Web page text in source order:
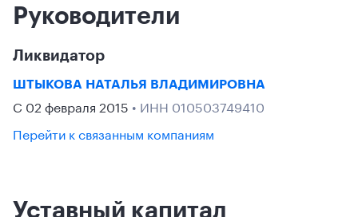
Руководители
Ликвидатор
ШТЫКОВА НАТАЛЬЯ ВЛАДИМИРОВНА
С 02 февраля 2015 • ИНН 010503749410
Перейти к связанным компаниям
Уставный капитал